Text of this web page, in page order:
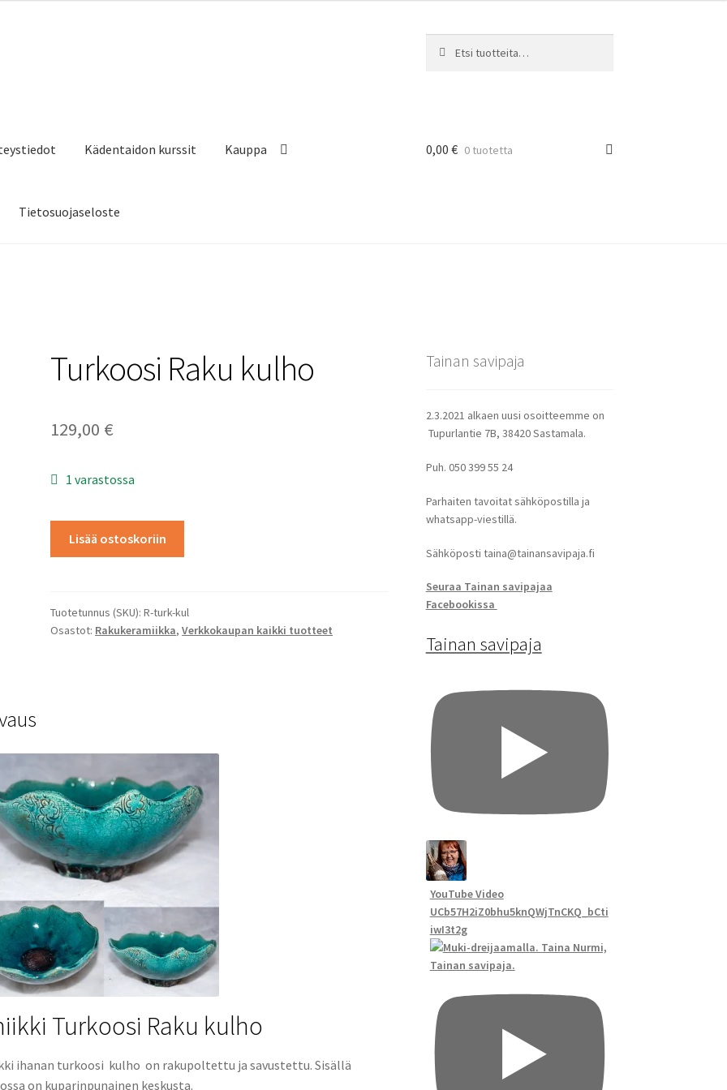
Kädentaidon kurssit Kauppa
Tietosuojaseloste
0,00 € 0 tuotetta
Turkoosi Raku kulho
129,00 €
1 varastossa
Lisää ostoskoriin
Tuotetunnus (SKU):R-turk-kul
Osastot: Rakukeramiikka,Verkkokaupan kaikki tuotteet
Turkoosi Raku kulho
ihanan turkoosi kulho on rakupoltettu ja savustettu. Sisällä
on kuparinpunainen keskusta.
Tainan savipaja
2.3.2021 alkaen uusi osoitteemme on
Tupurlantie 7B, 38420 Sastamala.
Puh. 050 399 55 24
Parhaiten tavoitat sähköpostilla ja
whatsapp-viestillä.
Sähköposti taina@tainansavipaja.fi
Seuraa Tainan savipajaa
Facebookissa
Tainan savipaja
YouTube Video
UCb57H2iZ0bhu5knQWjTnCKQ_bCti
iwI3t2g